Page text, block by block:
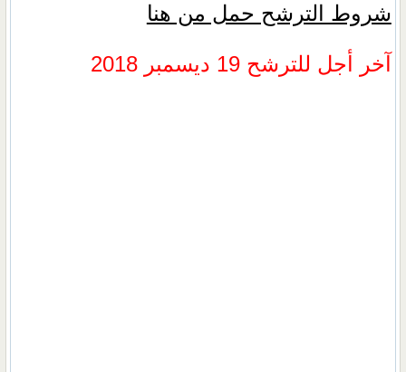
شروط الترشح حمل من هنا
آخر أجل للترشح 19 ديسمبر 2018